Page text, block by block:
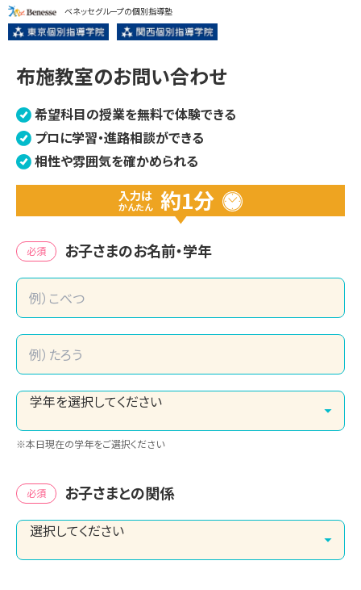
ベネッセグループの個別指導塾
布施教室のお問い合わせ
希望科目の授業を無料で体験できる
プロに学習・進路相談ができる
相性や雰囲気を確かめられる
入力は
かんたん 約1分
必須 お子さまのお名前・学年
※本日現在の学年をご選択ください
必須 お子さまとの関係